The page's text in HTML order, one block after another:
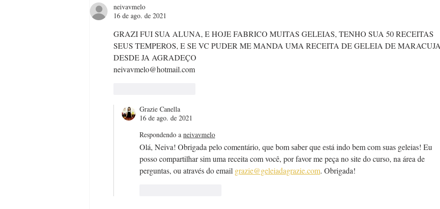
neivavmelo
16 de ago. de 2021
GRAZI FUI SUA ALUNA, E HOJE FABRICO MUITAS GELEIAS, TENHO SUA 50 RECEITAS
SEUS TEMPEROS, E SE VC PUDER ME MANDA UMA RECEITA DE GELEIA DE
DESDE JA AGRADEÇO
neivavmelo@hotmail.com
Grazie Canella
16 de ago. de 2021
Respondendo a neivavmelo
Olá, Neiva! Obrigada pelo comentário, que bom saber que está indo bem com suas geleias! Eu
posso compartilhar sim uma receita com você, por favor me peça no site do curso, na área de
perguntas, ou através do email grazie@geleiadagrazie.com. Obrigada!